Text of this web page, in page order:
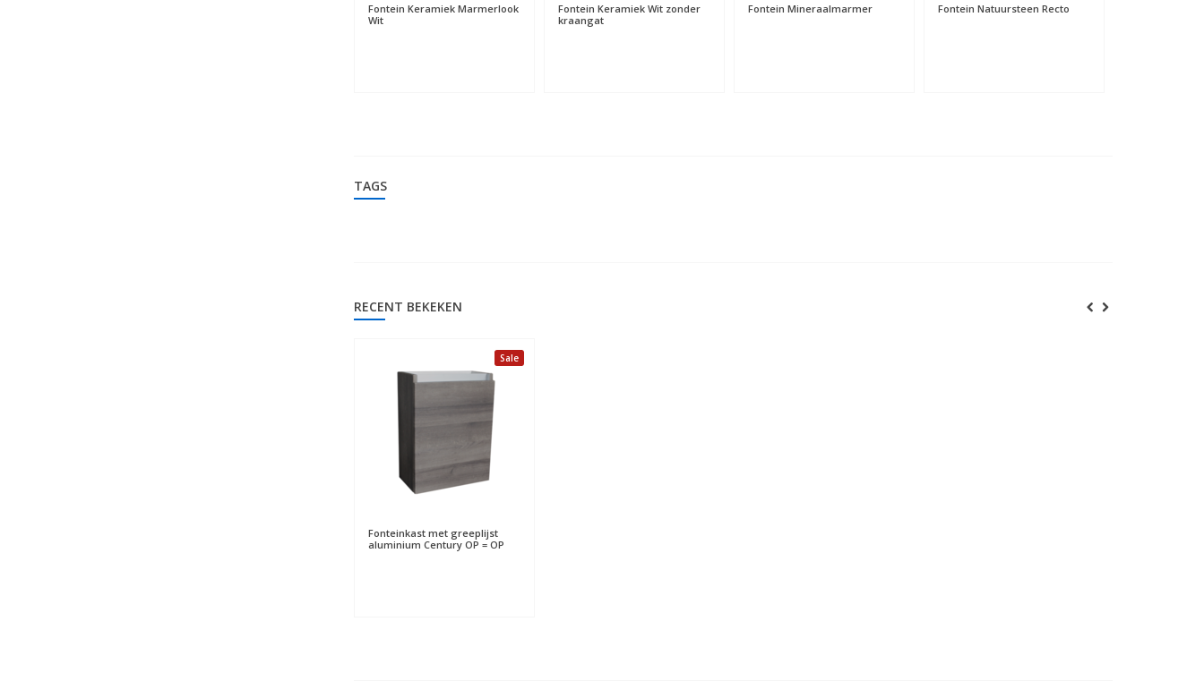
Fontein Keramiek Marmerlook
Wit
Fontein Keramiek Wit zonder
kraangat
Fontein Mineraalmarmer Fontein Natuursteen Recto
TAGS
RECENT BEKEKEN
Sale
Fonteinkast met greeplijst
aluminium Century OP = OP